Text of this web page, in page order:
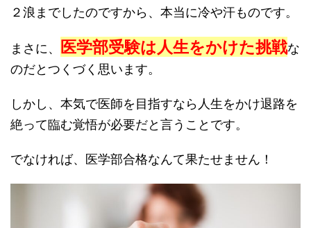
２浪までしたのですから、本当に冷や汗ものです。
まさに、 医学部受験は人生をかけた挑戦な
のだとつくづく思います。
しかし、本気で医師を目指すなら人生をかけ退路を
絶って臨む覚悟が必要だと言うことです。
でなければ、医学部合格なんて果たせません！